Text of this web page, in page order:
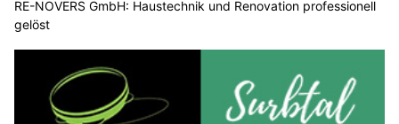
RE-NOVERS GmbH: Haustechnik und Renovation professionell
gelöst